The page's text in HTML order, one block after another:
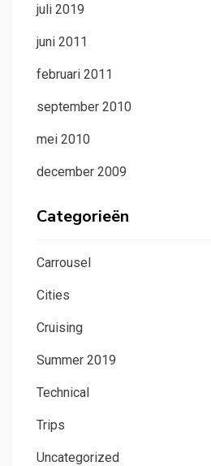
juli 2019
juni 2011
februari 2011
september 2010
mei 2010
december 2009
Categorieën
Carrousel
Cities
Cruising
Summer 2019
Technical
Trips
Uncategorized